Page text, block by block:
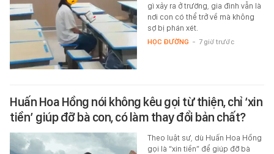
gì xảy ra ở trường, gia đình vẫn là
nơi con có thể trở về mà không
sợ bị phán xét.
HỌC ĐƯỜNG - 7 giờ trước
Huấn Hoa Hồng nói không kêu gọi từ thiện, chỉ ‘xin
tiền’ giúp đỡ bà con, có làm thay đổi bản chất?
Theo luật sư, dù Huấn Hoa Hồng
gọi là “xin tiền” để giúp đỡ bà